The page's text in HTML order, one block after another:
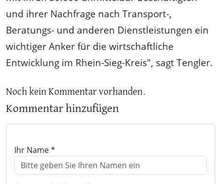
und ihrer Nachfrage nach Transport-,
Beratungs- und anderen Dienstleistungen ein
wichtiger Anker für die wirtschaftliche
Entwicklung im Rhein-Sieg-Kreis", sagt Tengler.
Noch kein Kommentar vorhanden.
Kommentar hinzufügen
Ihr Name *